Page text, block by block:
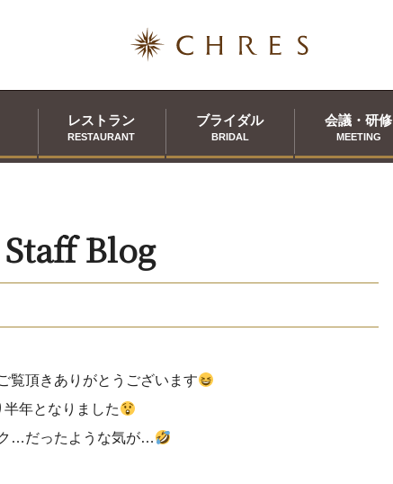
レストラン
RESTAURANT
ブライダル
BRIDAL
会議・研修
MEETING
Staff Blog
覧頂きありがとうございます
年となりました
…だったような気が…